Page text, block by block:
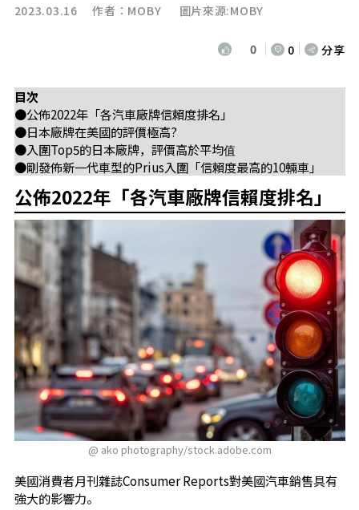
2023.03.16 作者： MOBY 圖片來源:MOBY
0 0 分享
目次
●公佈2022年「各汽車廠牌信賴度排名」
●日本廠牌在美國的評價極高?
●入圍Top5的日本廠牌，評價高於平均值
●剛發佈新一代車型的Prius入圍「信賴度最高的10輛車」
公佈2022年「各汽車廠牌信賴度排名」
@ ako photography/stock.adobe.com
美國消費者月刊雜誌Consumer Reports對美國汽車銷售具有
強大的影響力。